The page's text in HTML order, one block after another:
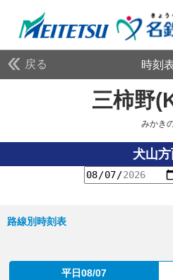
戻る 時刻
三柿野
みかき
犬山方
路線別時刻表
平日08/07